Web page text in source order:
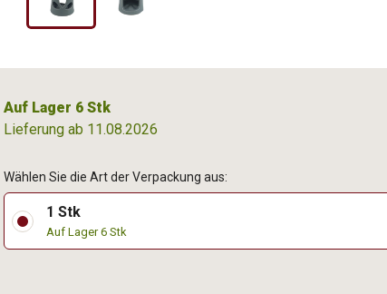
Auf Lager 6 Stk
Lieferung ab 11.08.2026
Wählen Sie die Art der Verpackung aus:
1 Stk
Auf Lager 6 Stk